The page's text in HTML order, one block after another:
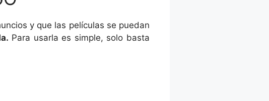
y que las películas se puedan
Para usarla es simple, solo basta